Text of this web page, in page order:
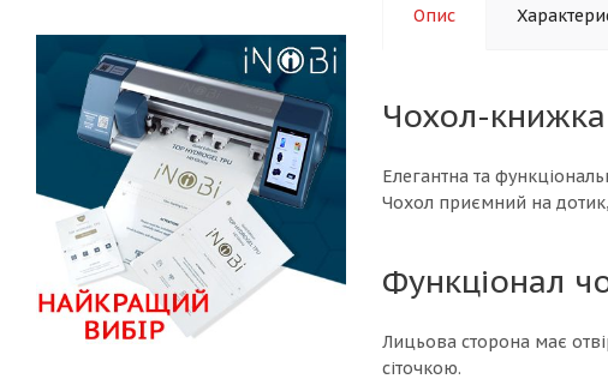
Опис
Чохол-
Елегантна та
Чохол приємний на
Функціонал
Лицьова сторона має
сіточкою.